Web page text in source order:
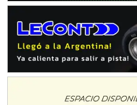
ENTRERRIANO - F6 (POSTERGADA)
Villaguay (Entre Ríos)
VICTORIENSE - F7
El Cerro (Tierra)
Victoria (Entre Ríos)
PATAGONICO - F6
Gral. E. Godoy (Río Negro)